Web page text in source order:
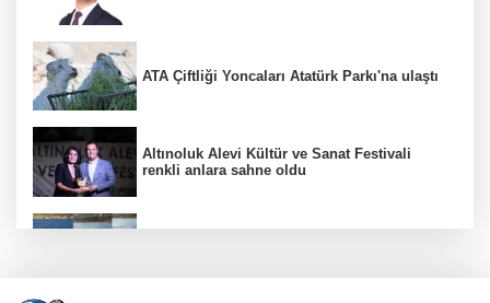
ATA Çiftliği Yoncaları Atatürk Parkı'na ulaştı
Altınoluk Alevi Kültür ve Sanat Festivali
renkli anlara sahne oldu